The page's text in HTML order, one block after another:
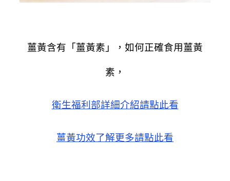
薑黃含有「薑黃素」，如何正確食用薑黃
素，
衛生福利部詳細介紹請點此看
薑黃功效了解更多請點此看